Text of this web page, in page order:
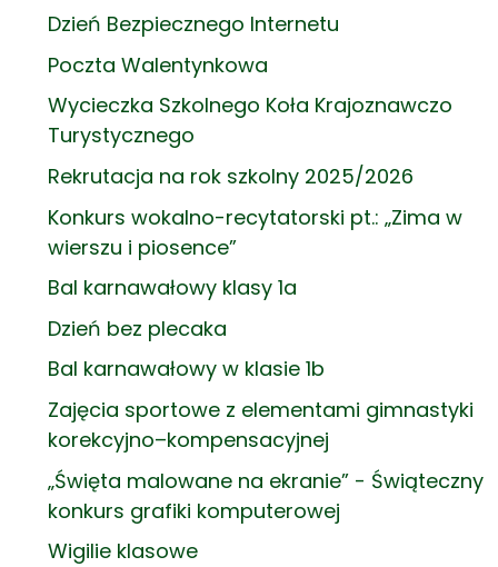
Dzień Bezpiecznego Internetu
Poczta Walentynkowa
Wycieczka Szkolnego Koła Krajoznawczo
Turystycznego
Rekrutacja na rok szkolny 2025/2026
Konkurs wokalno-recytatorski pt.: „Zima w
wierszu i piosence”
Bal karnawałowy klasy 1a
Dzień bez plecaka
Bal karnawałowy w klasie 1b
Zajęcia sportowe z elementami gimnastyki
korekcyjno–kompensacyjnej
„Święta malowane na ekranie” - Świąteczny
konkurs grafiki komputerowej
Wigilie klasowe